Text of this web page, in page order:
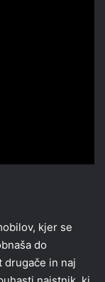
kjer se
do
drugače in naj